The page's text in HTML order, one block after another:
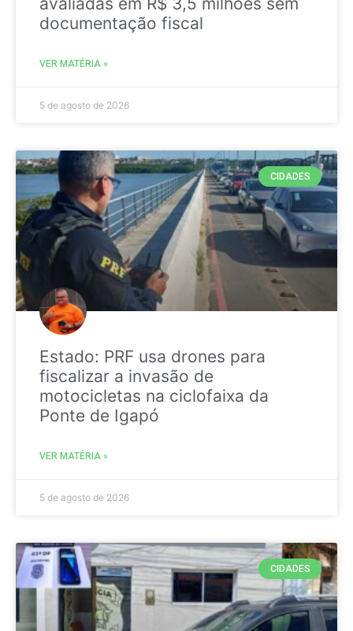
documentação fiscal
VER MATÉRIA »
5 de agosto de 2026
CIDADES
Estado: PRF usa drones para
fiscalizar a invasão de
motocicletas na ciclofaixa da
Ponte de Igapó
VER MATÉRIA »
5 de agosto de 2026
CIDADES